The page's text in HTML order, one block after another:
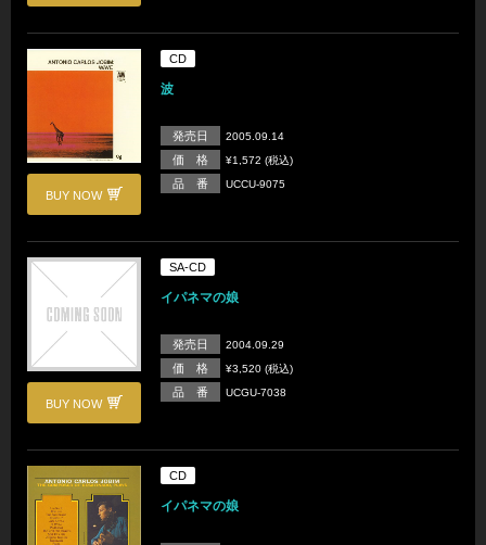
BUY NOW
CD
波
発売日 2005.09.14
価 格 ¥1,572 (税込)
品 番 UCCU-9075
BUY NOW
SA-CD
イパネマの娘
発売日 2004.09.29
価 格 ¥3,520 (税込)
品 番 UCGU-7038
CD
イパネマの娘